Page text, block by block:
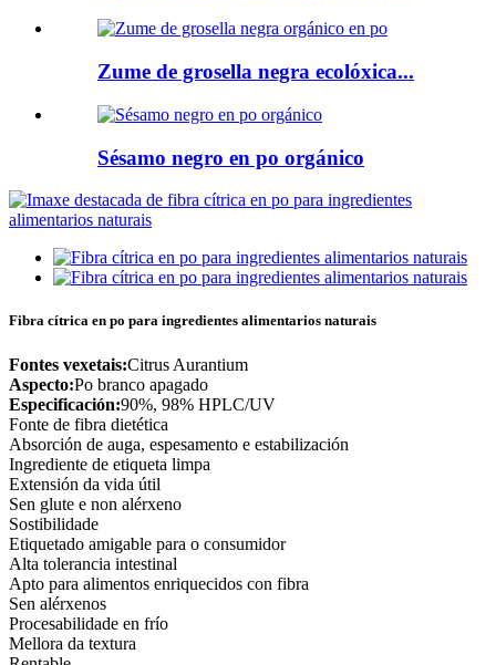
Zume de grosella negra ecolóxica...
Sésamo negro en po orgánico
Fibra cítrica en po para ingredientes alimentarios naturais
Fontes vexetais:Citrus Aurantium
Aspecto:Po branco apagado
Especificación:90%, 98% HPLC/UV
Fonte de fibra dietética
Absorción de auga, espesamento e estabilización
Ingrediente de etiqueta limpa
Extensión da vida útil
Sen glute e non alérxeno
Sostibilidade
Etiquetado amigable para o consumidor
Alta tolerancia intestinal
Apto para alimentos enriquecidos con fibra
Sen alérxenos
Procesabilidade en frío
Mellora da textura